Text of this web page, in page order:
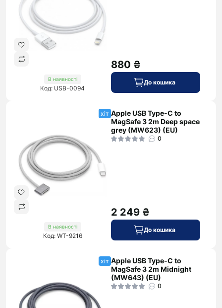
В наявності
Код: USB-0094
880 ₴
До кошика
хіт
В наявності
Код: WT-9216
Apple USB Type-C to
MagSafe 3 2m Deep space
grey (MW623) (EU)
0
2 249 ₴
До кошика
хіт Apple USB Type-C to
MagSafe 3 2m Midnight
(MW643) (EU)
0